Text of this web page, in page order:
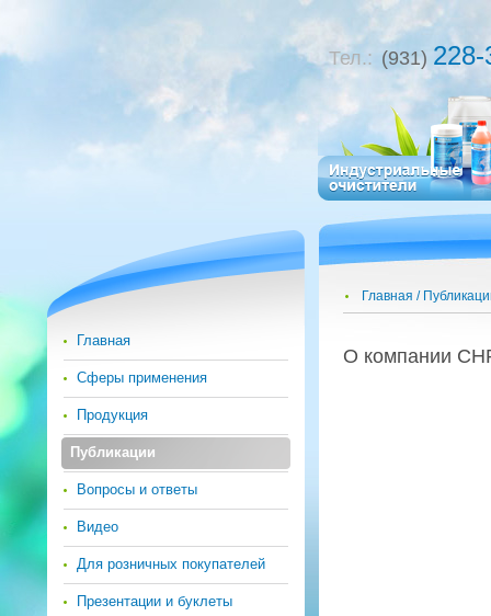
Тел.: (931)
Главная
О ком­па­нии
Главная
Сферы применения
Продукция
Публикации
Вопросы и ответы
Видео
Для розничных покупателей
Презентации и буклеты